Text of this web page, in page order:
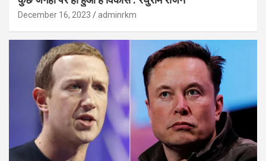
December 16, 2023 adminrkm